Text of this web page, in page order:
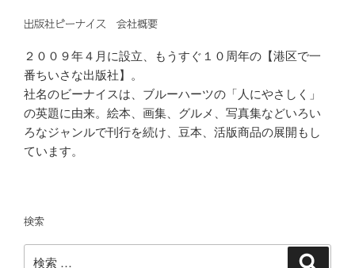
出版社ビーナイス 会社概要
２００９年４月に設立、もうすぐ１０周年の【港区で一
番ちいさな出版社】。
社名のビーナイスは、ブルーハーツの「人にやさしく」
の英題に由来。絵本、画集、グルメ、写真集などいろい
ろなジャンルで刊行を続け、豆本、活版商品の展開もし
ています。
検索